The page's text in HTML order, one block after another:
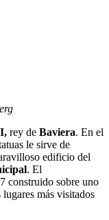
rey de Baviera. En el
le sirve de
edificio del
. El
construido sobre uno
más visitados